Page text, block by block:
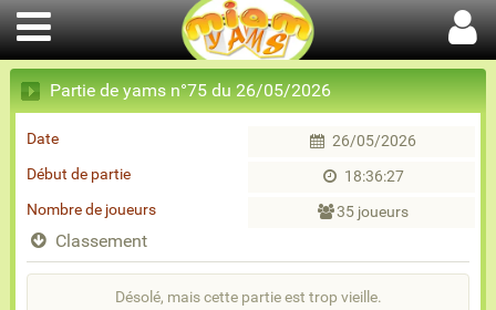
Partie de yams n°75 du 26/05/2026
Date
26/05/2026
Début de partie
18:36:27
Nombre de joueurs
35 joueurs
Classement
Désolé, mais cette partie est trop vieille.